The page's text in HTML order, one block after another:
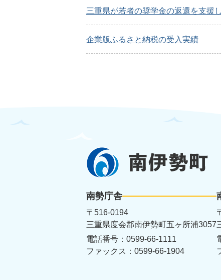
三重県が若者の奨学金の返還を支援
企業版ふるさと納税の受入実績
町
南勢庁舎
〒516-0194
三重県度会郡南伊勢町五ヶ所浦3057
電話番号：0599-66-1111
ファックス：0599-66-1904